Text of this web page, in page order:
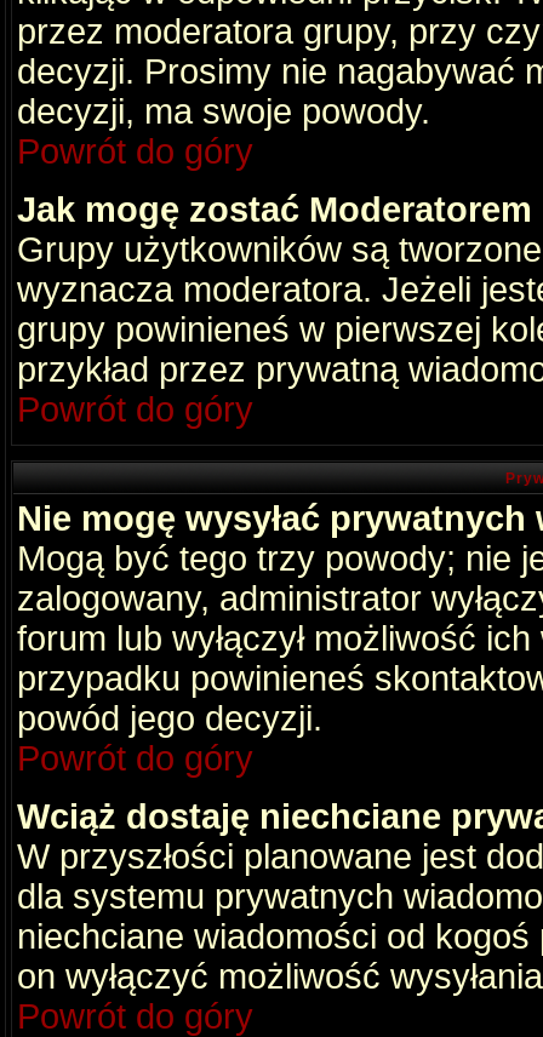
przez moderatora grupy, przy
decyzji. Prosimy nie nagabywać
decyzji, ma swoje powody.
Powrót do góry
Jak mogę zostać
Grupy użytkowników są
wyznacza moderatora. Jeżeli
grupy powinieneś w pierwszej
przykład przez prywatną
Powrót do góry
Nie mogę wysyłać
Mogą być tego trzy powody; nie
zalogowany, administrator
forum lub wyłączył możliwość
przypadku powinieneś
powód jego decyzji.
Powrót do góry
Wciąż dostaję niechciane
W przyszłości planowane jest
dla systemu prywatnych
niechciane wiadomości od
on wyłączyć możliwość
Powrót do góry